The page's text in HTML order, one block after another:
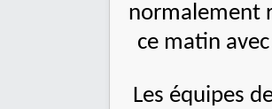
normalement
ce matin
Les équipes